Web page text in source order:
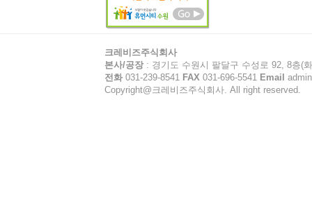
크레비즈주식회사
본사/공장 : 경기도 수원시 팔달구 수성로 92, 8층(
전화 031-239-8541 FAX 031-696-5541 Email
Copyright@크레비즈주식회사. All right reserved.